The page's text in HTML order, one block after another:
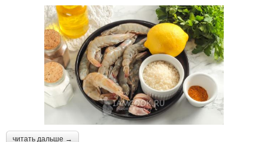
читать дальше →